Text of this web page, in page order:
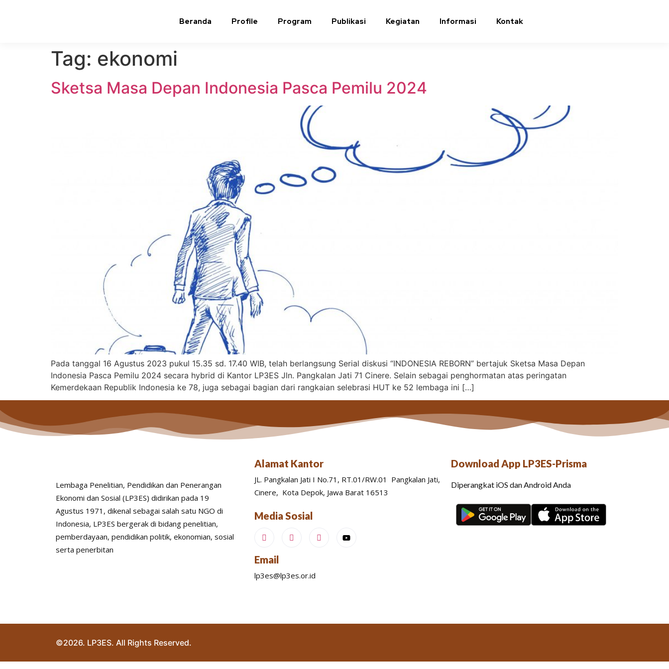
Beranda Profile Program Publikasi Kegiatan Informasi Kontak
Tag: ekonomi
Sketsa Masa Depan Indonesia Pasca Pemilu 2024
Pada tanggal 16 Agustus 2023 pukul 15.35 sd. 17.40 WIB, telah berlangsung Serial diskusi “INDONESIA REBORN” bertajuk Sketsa Masa Depan
Indonesia Pasca Pemilu 2024 secara hybrid di Kantor LP3ES Jln. Pangkalan Jati 71 Cinere. Selain sebagai penghormatan atas peringatan
Kemerdekaan Republik Indonesia ke 78, juga sebagai bagian dari rangkaian selebrasi HUT ke 52 lembaga ini […]
Lembaga Penelitian, Pendidikan dan Penerangan
Ekonomi dan Sosial (LP3ES) didirikan pada 19
Agustus 1971, dikenal sebagai salah satu NGO di
Indonesia, LP3ES bergerak di bidang penelitian,
pemberdayaan, pendidikan politik, ekonomian, sosial
serta penerbitan
Alamat Kantor
JL. Pangkalan Jati I No.71, RT.01/RW.01 Pangkalan Jati,
Cinere, Kota Depok, Jawa Barat 16513
Media Sosial
Email
lp3es@lp3es.or.id
Download App LP3ES-Prisma
Diperangkat iOS dan Android Anda
©2026. LP3ES. All Rights Reserved.